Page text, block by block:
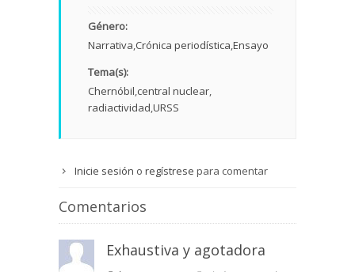
Género:
Narrativa Crónica periodística Ensayo
Tema(s):
Chernóbil central nuclear
radiactividad URSS
Inicie sesión o regístrese para comentar
Comentarios
Exhaustiva y agotadora